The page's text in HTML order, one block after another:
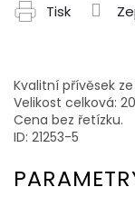
Tisk
Kvalitní přívěsek
Velikost celková:
Cena bez řetízku.
ID: 21253-5